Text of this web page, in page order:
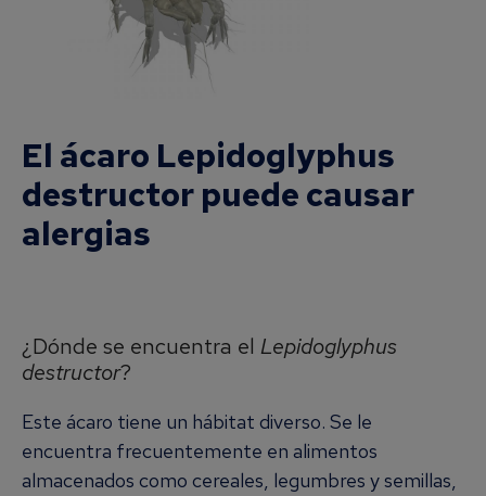
El ácaro Lepidoglyphus
destructor puede causar
alergias
¿Dónde se encuentra el Lepidoglyphus
destructor?
Este ácaro tiene un hábitat diverso. Se le
encuentra frecuentemente en alimentos
almacenados como cereales, legumbres y semillas,